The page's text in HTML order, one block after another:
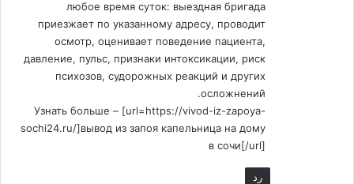
любое время суток: выездная бригада
приезжает по указанному адресу, проводит
осмотр, оценивает поведение пациента,
давление, пульс, признаки интоксикации, риск
психозов, судорожных реакций и других
осложнений.
Узнать больше – [url=https://vivod-iz-zapoya-
sochi24.ru/]вывод из запоя капельница на дому
в сочи[/url]
رد